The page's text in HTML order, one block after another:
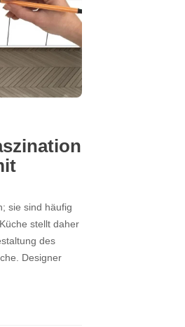
sie sind häufig
stellt daher
des
Designer